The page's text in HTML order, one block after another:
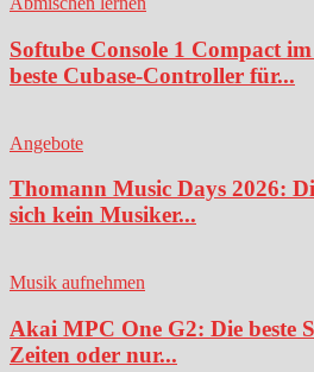
Softube Console 1 Compact
beste Cubase-Controller für...
Angebote
Thomann Music Days 2026:
sich kein Musiker...
Musik aufnehmen
Akai MPC One G2: Die beste
Zeiten oder nur...